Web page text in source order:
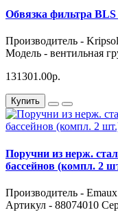
Обвязка фильтра BLS
Производитель -
Модель - вентильная
131301.00р.
Купить
Поручни из нерж.
бассейнов (компл. 2
Производитель -
Артикул - 88074010